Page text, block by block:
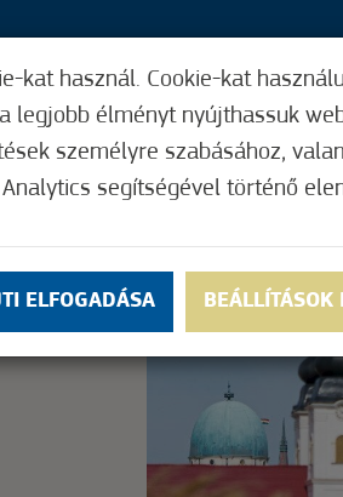
HASZNOS FUNKCIÓK
3,3
kat használ. Cookie-kat
legjobb élményt nyújthassuk
személyre szabásához,
segítségével történő
ELFOGADÁSA BEÁLLÍTÁSOK